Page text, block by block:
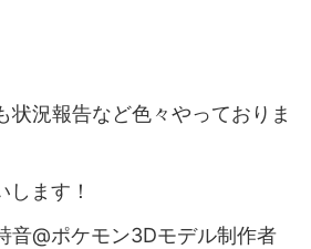
況報告など色々やっておりま
ます！
@ポケモン3Dモデル制作者